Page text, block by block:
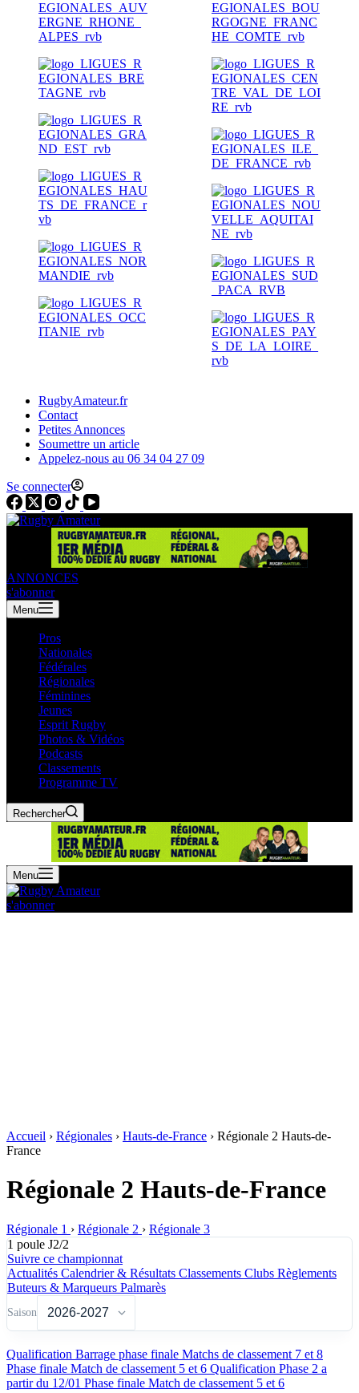
RugbyAmateur.fr
Contact
Petites Annonces
Soumettre un article
Appelez-nous au 06 34 04 27 09
Se connecter
ANNONCES
s'abonner
Menu
Pros
Nationales
Fédérales
Régionales
Féminines
Jeunes
Esprit Rugby
Photos & Vidéos
Podcasts
Classements
Programme TV
Rechercher
Menu
s'abonner
Accueil › Régionales › Hauts-de-France › Régionale 2 Hauts-de-
France
Régionale 2 Hauts-de-France
Régionale 1 › Régionale 2 › Régionale 3
1 poule J2/2
Suivre ce championnat
Actualités Calendrier & Résultats Classements Clubs Règlements
Buteurs & Marqueurs Palmarès
Saison
Qualification Barrage phase finale Matchs de classement 7 et 8
Phase finale Match de classement 5 et 6 Qualification Phase 2 a
partir du 12/01 Phase finale Match de classement 5 et 6